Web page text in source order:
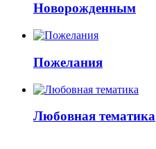
Новорожденным
Пожелания
Любовная тематика